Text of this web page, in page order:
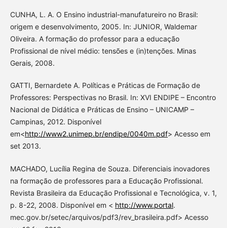
CUNHA, L. A. O Ensino industrial-manufatureiro no Brasil:
origem e desenvolvimento, 2005. In: JUNIOR, Waldemar
Oliveira. A formação do professor para a educação
Profissional de nível médio: tensões e (in)tenções. Minas
Gerais, 2008.
GATTI, Bernardete A. Políticas e Práticas de Formação de
Professores: Perspectivas no Brasil. In: XVI ENDIPE – Encontro
Nacional de Didática e Práticas de Ensino – UNICAMP –
Campinas, 2012. Disponível
em<http://www2.unimep.br/endipe/0040m.pdf> Acesso em
set 2013.
MACHADO, Lucília Regina de Souza. Diferenciais inovadores
na formação de professores para a Educação Profissional.
Revista Brasileira da Educação Profissional e Tecnológica, v. 1,
p. 8-22, 2008. Disponível em < http://www.portal.
mec.gov.br/setec/arquivos/pdf3/rev_brasileira.pdf> Acesso